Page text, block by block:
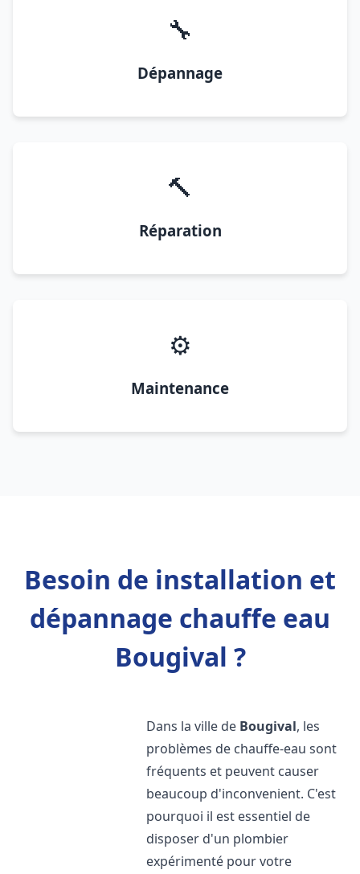
🔧
Dépannage
🔨
Réparation
⚙️
Maintenance
Besoin de installation et
dépannage chauffe eau
Bougival ?
Dans la ville de Bougival, les
problèmes de chauffe-eau sont
fréquents et peuvent causer
beaucoup d'inconvenient. C'est
pourquoi il est essentiel de
disposer d'un plombier
expérimenté pour votre